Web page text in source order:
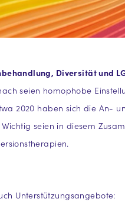
Diversität und
seien homophobe
2020 haben sich die An-
seien in diesem
Unterstützungsangebote: